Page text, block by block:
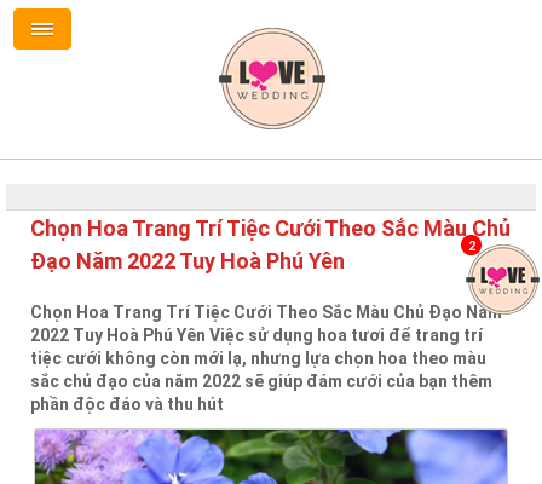
Chọn Hoa Trang Trí Tiệc Cưới Theo Sắc Màu Chủ
Đạo Năm 2022 Tuy Hoà Phú Yên
Chọn Hoa Trang Trí Tiệc Cưới Theo Sắc Màu Chủ Đạo Năm
2022 Tuy Hoà Phú Yên Việc sử dụng hoa tươi để trang trí
tiệc cưới không còn mới lạ, nhưng lựa chọn hoa theo màu
sắc chủ đạo của năm 2022 sẽ giúp đám cưới của bạn thêm
phần độc đáo và thu hút
2